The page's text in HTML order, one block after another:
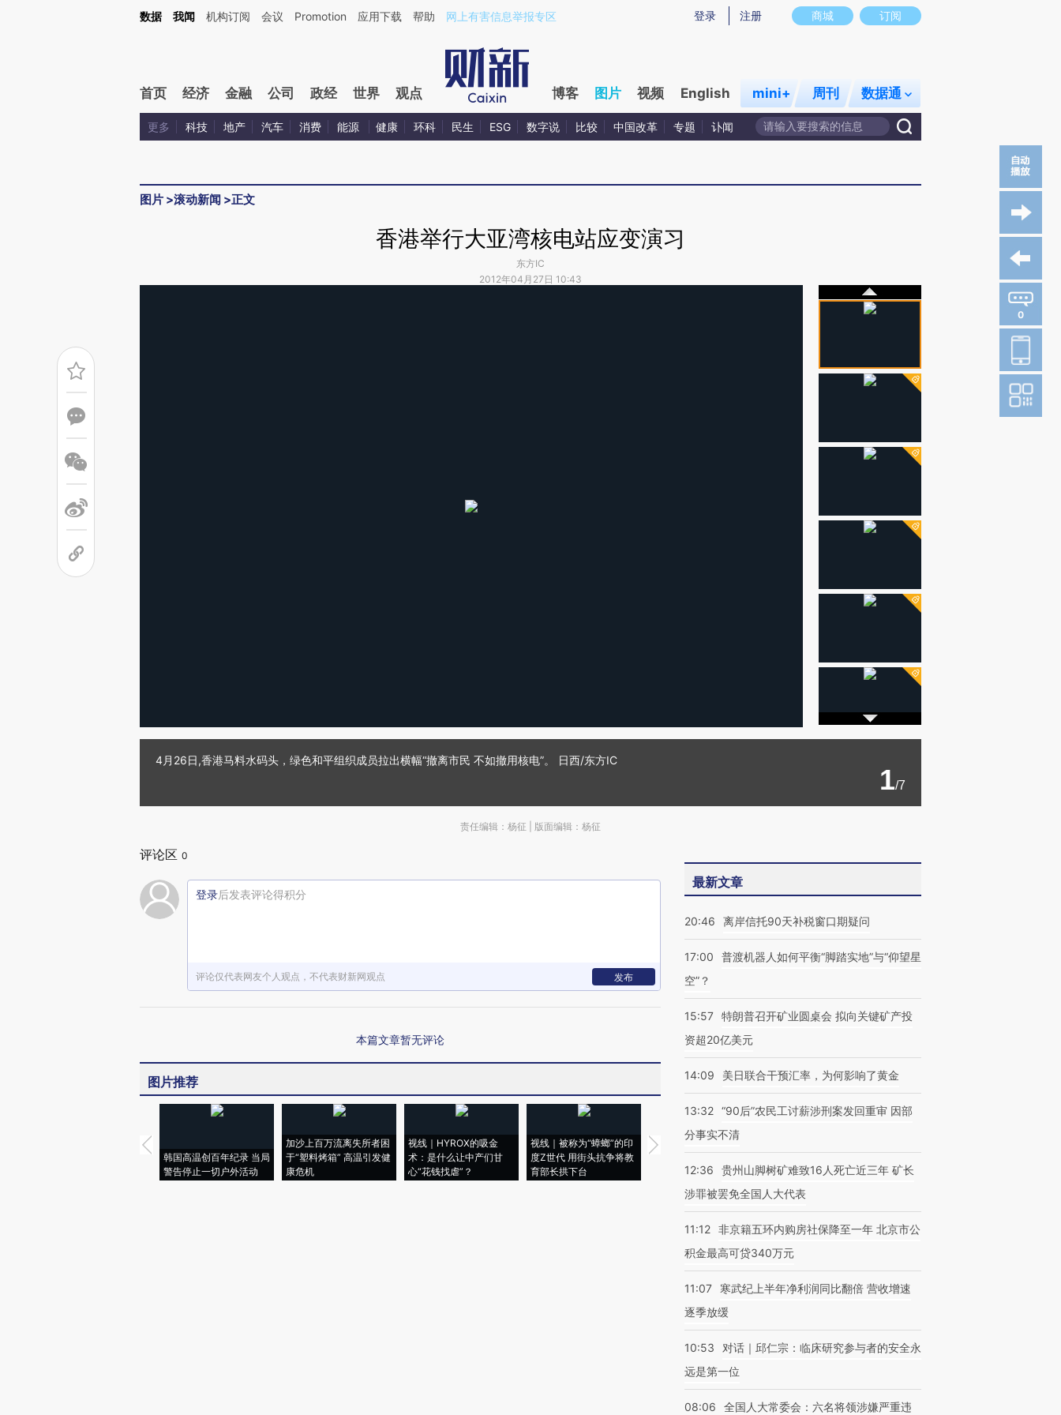
商城 订阅
登录 注册
数据 我闻 机构订阅 会议 Promotion 应用下载 帮助 网上有害信息举报专区
首页 经济 金融 公司 政经 世界 观点 博客 图片 视频 English mini+ 周刊 数据通
更多 科技 地产 汽车 消费 能源 健康 环科 民生 ESG 数字说 比较 中国改革 专题 讣闻
图片 >滚动新闻 >正文
香港举行大亚湾核电站应变演习
东方IC
2012年04月27日 10:43
0
4月26日,香港马料水码头，绿色和平组织成员拉出横幅“撤离市民 不如撤用核电”。 日西/东方IC
1/7
责任编辑：杨征 | 版面编辑：杨征
评论区 0
登录后发表评论得积分
评论仅代表网友个人观点，不代表财新网观点 发布
本篇文章暂无评论
图片推荐
韩国高温创百年纪录 当局
警告停止一切户外活动
加沙上百万流离失所者困
于“塑料烤箱” 高温引发健
康危机
视线｜HYROX的吸金
术：是什么让中产们甘
心“花钱找虐”？
视线｜被称为“蟑螂”的印
度Z世代 用街头抗争将教
育部长拱下台
视线｜“入侵”还是“人道危
飞地休达
4000人
米
最新文章
20:46 离岸信托90天补税窗口期疑问
17:00
普渡机器人如何平衡“脚踏实地”与“仰望星
空”？
15:57 特朗普召开矿业圆桌会 拟向关键矿产投
资超20亿美元
14:09 美日联合干预汇率，为何影响了黄金
13:32 “90后”农民工讨薪涉刑案发回重审 因部
分事实不清
12:36
贵州山脚树矿难致16人死亡近三年 矿长
涉罪被罢免全国人大代表
11:12 非京籍五环内购房社保降至一年 北京市公
积金最高可贷340万元
11:07
寒武纪上半年净利润同比翻倍 营收增速
逐季放缓
10:53
对话｜邱仁宗：临床研究参与者的安全永
远是第一位
08:06 全国人大常委会：六名将领涉嫌严重违